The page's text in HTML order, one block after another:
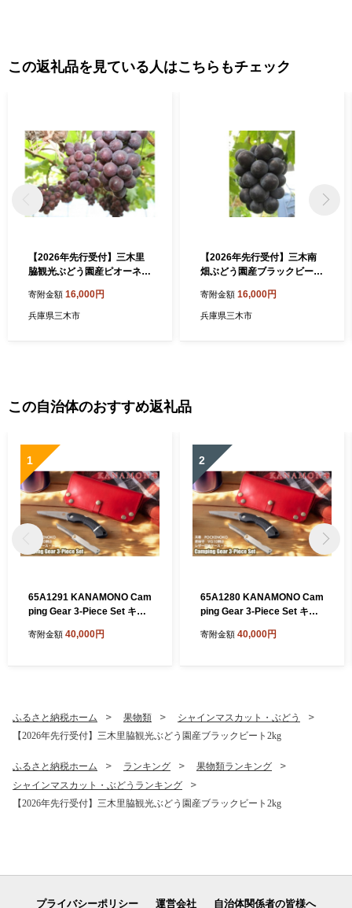
この返礼品を見ている人はこちらもチェック
【2026年先行受付】三木里
脇観光ぶどう園産ピオーネ2
寄附金額 16,000円
兵庫県三木市
【2026年先行受付】三木南
畑ぶどう園産ブラックビート
寄附金額 16,000円
兵庫県三木市
この自治体のおすすめ返礼品
1
65A1291 KANAMONO Cam
ping Gear 3-Piece Set キャ
RANGE[髙島屋選定品］
寄附金額 40,000円
2
65A1280 KANAMONO Cam
ping Gear 3-Piece Set キャ
URPLE[髙島屋選定品］
寄附金額 40,000円
ふるさと納税ホーム 果物類
シャインマスカット・ぶどう
【2026年先行受付】三木里脇観光ぶどう園産ブラックビート2kg
ふるさと納税ホーム ランキング
果物類ランキング
シャインマスカット・ぶどうランキング
【2026年先行受付】三木里脇観光ぶどう園産ブラックビート2kg
プライバシーポリシー 運営会社 自治体関係者の皆様へ